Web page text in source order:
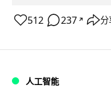
512 237 ↗ 分
人工智能